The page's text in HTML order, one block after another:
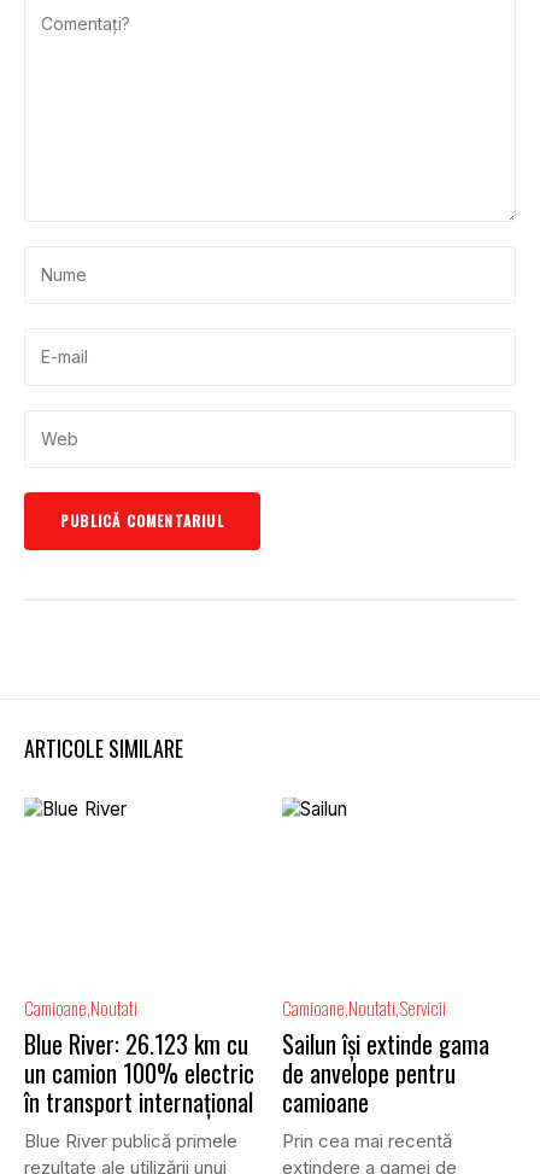
ARTICOLE SIMILARE
Camioane Noutati
Blue River: 26.123 km cu
un camion 100% electric
în transport internațional
Blue River publică primele
rezultate ale utilizării unui
Camioane Noutati Servicii
Sailun își extinde gama
de anvelope pentru
camioane
Prin cea mai recentă
extindere a gamei de